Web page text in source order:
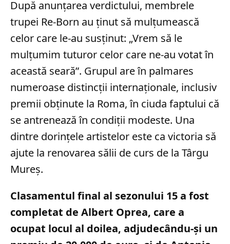
După anunțarea verdictului, membrele
trupei Re-Born au ținut să mulțumească
celor care le-au susținut: „Vrem să le
mulțumim tuturor celor care ne-au votat în
această seară”. Grupul are în palmares
numeroase distincții internaționale, inclusiv
premii obținute la Roma, în ciuda faptului că
se antrenează în condiții modeste. Una
dintre dorințele artistelor este ca victoria să
ajute la renovarea sălii de curs de la Târgu
Mureș.
Clasamentul final al sezonului 15 a fost
completat de Albert Oprea, care a
ocupat locul al doilea, adjudecându-și un